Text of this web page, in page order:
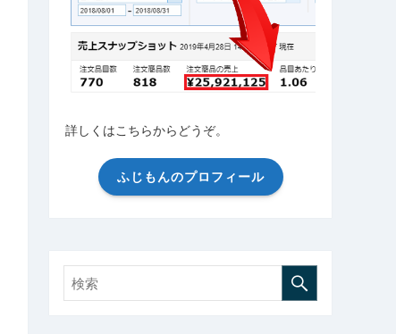
詳しくはこちらからどうぞ。
ふじもんのプロフィール